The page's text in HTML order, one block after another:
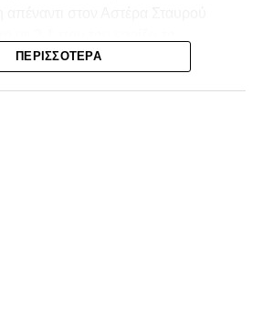
πρόκριση στην επόμενη φάση!
ΠΕΡΙΣΣΌΤΕΡΑ